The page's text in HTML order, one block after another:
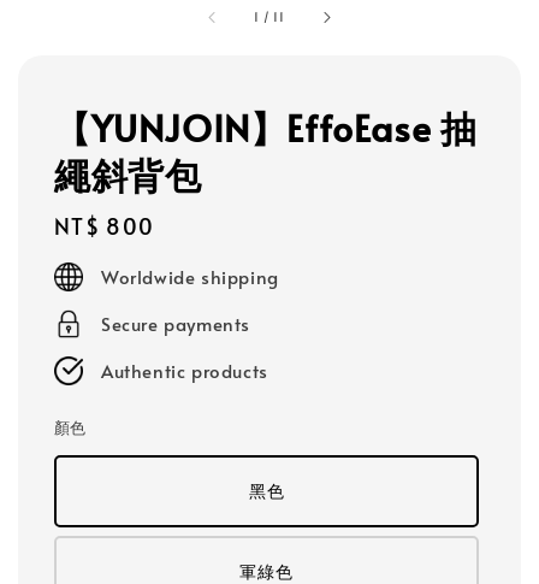
1 / 11
【YUNJOIN】EffoEase 抽
繩斜背包
Regular
price
NT$ 800
Worldwide shipping
Secure payments
Authentic products
顏色
黑色
軍綠色